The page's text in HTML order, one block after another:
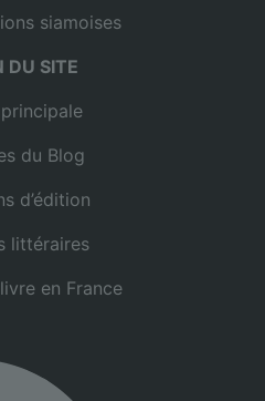
siamoises
DU SITE
du Blog
d’édition
littéraires
en France